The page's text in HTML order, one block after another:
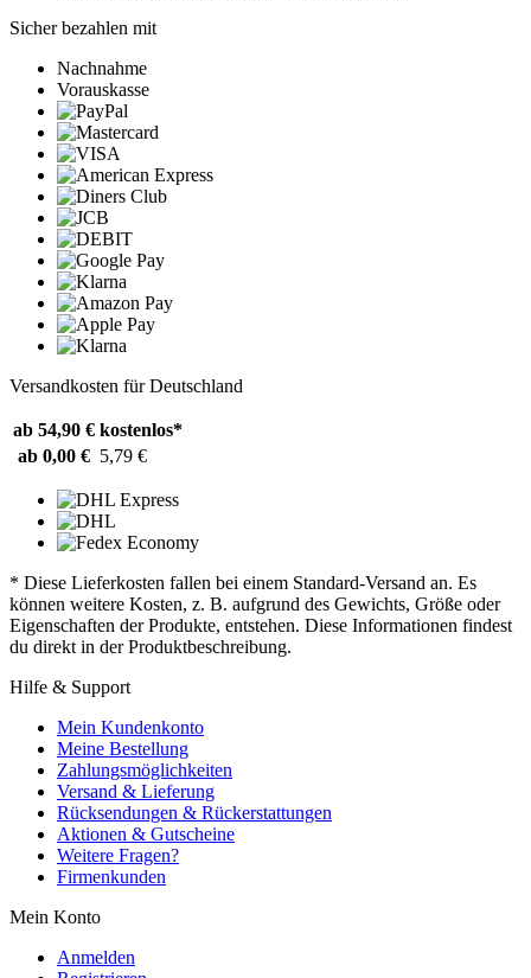
Sicher bezahlen mit
Nachnahme
Vorauskasse
Versandkosten für Deutschland
ab 54,90 € kostenlos*
ab 0,00 € 5,79 €
* Diese Lieferkosten fallen bei einem Standard-Versand an. Es
können weitere Kosten, z. B. aufgrund des Gewichts, Größe oder
Eigenschaften der Produkte, entstehen. Diese Informationen findest
du direkt in der Produktbeschreibung.
Hilfe & Support
Mein Kundenkonto
Meine Bestellung
Zahlungsmöglichkeiten
Versand & Lieferung
Rücksendungen & Rückerstattungen
Aktionen & Gutscheine
Weitere Fragen?
Firmenkunden
Mein Konto
Anmelden